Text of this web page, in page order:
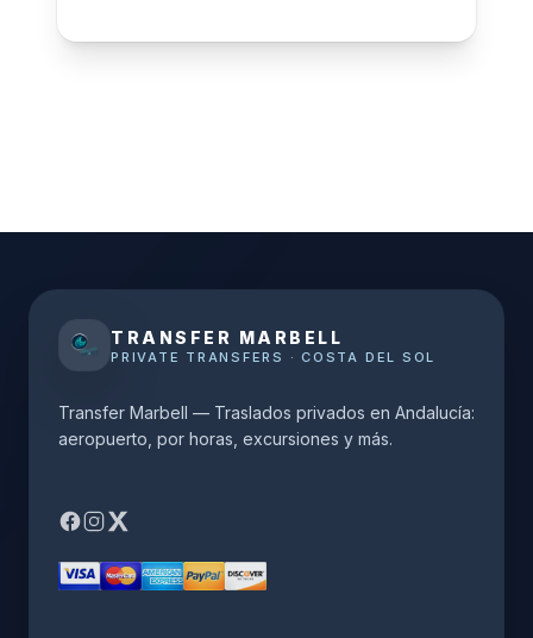
TRANSFER MARBELL
PRIVATE TRANSFERS · COSTA DEL SOL
Transfer Marbell — Traslados privados en Andalucía:
aeropuerto, por horas, excursiones y más.